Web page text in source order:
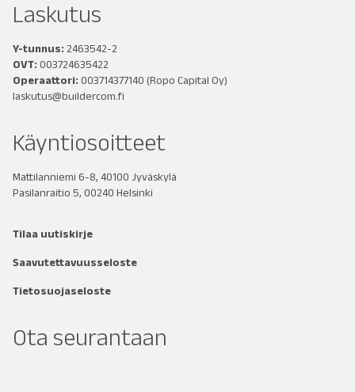
Laskutus
Y-tunnus: 2463542-2
OVT: 003724635422
Operaattori: 003714377140 (Ropo Capital Oy)
laskutus@buildercom.fi
Käyntiosoitteet
Mattilanniemi 6-8, 40100 Jyväskylä
Pasilanraitio 5, 00240 Helsinki
Tilaa uutiskirje
Saavutettavuusseloste
Tietosuojaseloste
Ota seurantaan